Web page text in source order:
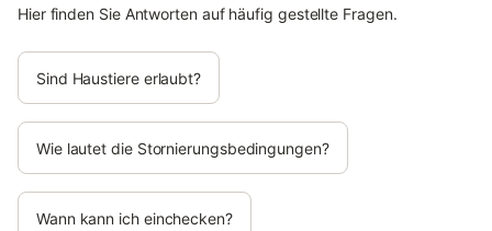
Hier finden Sie Antworten auf häufig gestellte Fragen.
Sind Haustiere erlaubt?
Wie lautet die Stornierungsbedingungen?
Wann kann ich einchecken?